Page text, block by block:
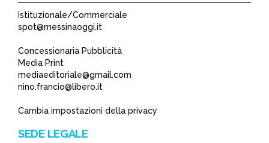
Istituzionale/Commerciale
spot@messinaoggi.it
Concessionaria Pubblicità
Media Print
mediaeditoriale@gmail.com
nino.francio@libero.it
Cambia impostazioni della privacy
SEDE LEGALE